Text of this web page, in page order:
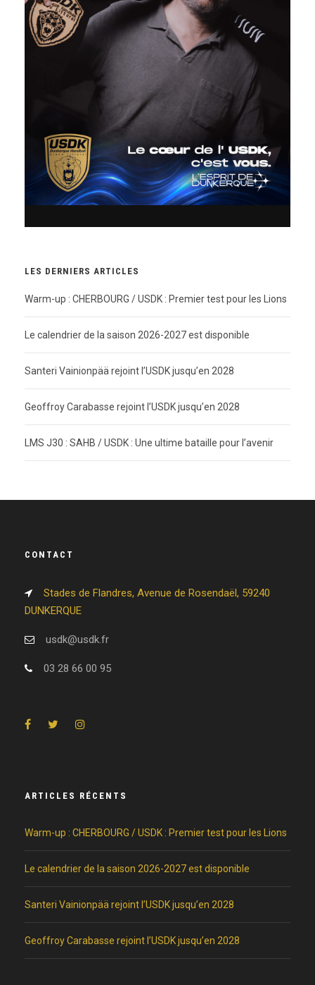
LES DERNIERS ARTICLES
Warm-up : CHERBOURG / USDK : Premier test pour les Lions
Le calendrier de la saison 2026-2027 est disponible
Santeri Vainionpää rejoint l’USDK jusqu’en 2028
Geoffroy Carabasse rejoint l’USDK jusqu’en 2028
LMS J30 : SAHB / USDK : Une ultime bataille pour l’avenir
CONTACT
Stades de Flandres, Avenue de Rosendaël, 59240
DUNKERQUE
usdk@usdk.fr
03 28 66 00 95
ARTICLES RÉCENTS
Warm-up : CHERBOURG / USDK : Premier test pour les Lions
Le calendrier de la saison 2026-2027 est disponible
Santeri Vainionpää rejoint l’USDK jusqu’en 2028
Geoffroy Carabasse rejoint l’USDK jusqu’en 2028